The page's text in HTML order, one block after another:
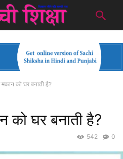
को घर बनाती है?
को घर बनाती है?
0
542